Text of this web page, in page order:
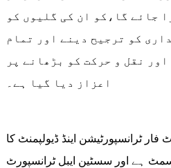
جائے گا،کو ان کی گلیوں کو
کو ترجیح دینے اور تمام
نقل و حرکت کو بڑھانے پر
اعزاز دیا گیا ہے۔
فار ٹرانسپورٹیشن اینڈ ڈیولپمنٹ کا
ہے اور سسٹین ایبل ٹرانسپورٹ